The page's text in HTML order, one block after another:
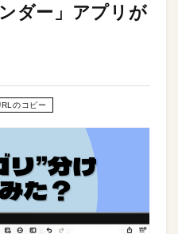
ダー」アプリが
のコピー